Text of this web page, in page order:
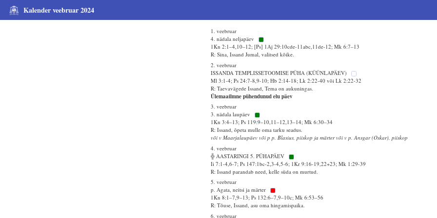
Kalender veebruar 2024
1. veebruar
4. nädala neljapäev
1Kn 2:1–4,10–12; [Ps] 1Aj 29:10cde-11abc,11de-12; Mk 6:7–13
R: Sina, Issand Jumal, valitsed kõike.
2. veebruar
ISSANDA TEMPLISSETOOMISE PÜHA (KÜÜNLAPÄEV)
Ml 3:1-4; Ps 24:7-8,9-10; Hb 2:14-18; Lk 2:22-40 või Lk 2:22-32
R: Taevavägede Issand, Tema on aukuningas.
Ülemaailmne pühendunud elu päev
3. veebruar
3. nädala laupäev
1Kn 3:4–13; Ps 119:9–10,11–12,13–14; Mk 6:30–34
R: Issand, õpeta mulle oma tarku seadus.
või v Maarjalaupäev või p p. Blasius, piiskop ja märter või v p. Ansgar (Oskar), piiskop
4. veebruar
╬ AASTARINGI 5. PÜHAPÄEV
Ii 7:1-4,6-7; Ps 147:1bc-2,3-4,5-6; 1Kr 9:16-19,22+23; Mk 1:29-39
R: Issand parandab need, kelle süda on murtud.
5. veebruar
p. Agata, neitsi ja märter
1Kn 8:1–7,9–13; Ps 132:6–7,9–10c; Mk 6:53–56
R: Tõuse, Issand, asu oma hingamispaika.
6. veebruar